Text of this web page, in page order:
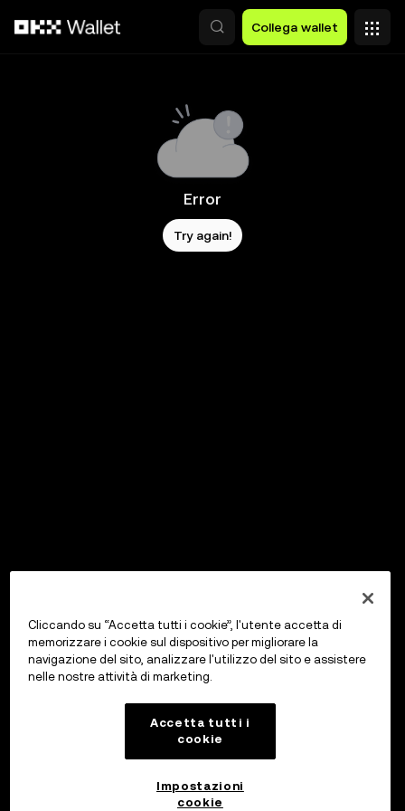
Collega wallet
Error
Try again!
Cliccando su “Accetta tutti i cookie”, l'utente accetta di
memorizzare i cookie sul dispositivo per migliorare la
navigazione del sito, analizzare l'utilizzo del sito e assistere
nelle nostre attività di marketing.
Accetta tutti i
cookie
Impostazioni
cookie